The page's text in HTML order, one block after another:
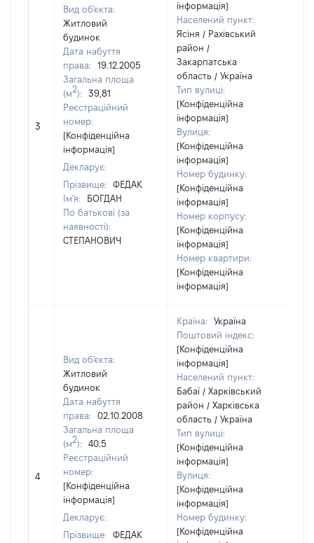
3
Вид об'єкта:
Житловий
будинок
Дата набуття
права:
19.12.2005
Загальна площа
(м2):
39,81
Реєстраційний
номер:
[Конфіденційна
інформація]
Декларує:
Прізвище:
ФЕДАК
Ім'я:
БОГДАН
По батькові (за
наявності):
СТЕПАНОВИЧ
інформація]
Населений пункт:
Ясіня / Рахівський
район /
Закарпатська
область / Україна
Тип вулиці:
[Конфіденційна
інформація]
Вулиця:
[Конфіденційна
інформація]
Номер будинку:
[Конфіденційна
інформація]
Номер корпусу:
[Конфіденційна
інформація]
Номер квартири:
[Конфіденційна
інформація]
4
Вид об'єкта:
Житловий
будинок
Дата набуття
права:
02.10.2008
Загальна площа
(м2):
40.5
Реєстраційний
номер:
[Конфіденційна
інформація]
Декларує:
Прізвище:
ФЕДАК
Країна:
Україна
Поштовий індекс:
[Конфіденційна
інформація]
Населений пункт:
Бабаї / Харківський
район / Харківська
область / Україна
Тип вулиці:
[Конфіденційна
інформація]
Вулиця:
[Конфіденційна
інформація]
Номер будинку:
[Конфіденційна